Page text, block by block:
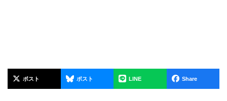
ポスト ポスト LINE Share